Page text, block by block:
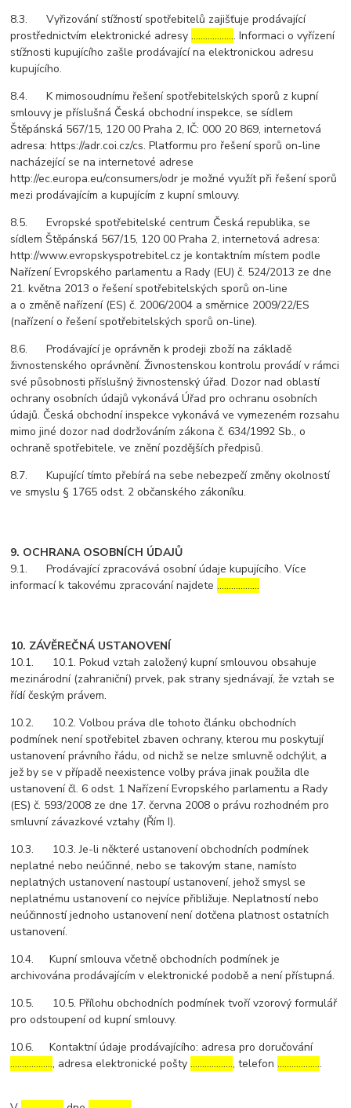
8.3. Vyřizování stížností spotřebitelů zajišťuje prodávající
prostřednictvím elektronické adresy………………. Informaci o vyřízení
stížnosti kupujícího zašle prodávající na elektronickou adresu
kupujícího.
8.4. K mimosoudnímu řešení spotřebitelských sporů z kupní
smlouvy je příslušná Česká obchodní inspekce, se sídlem
Štěpánská 567/15, 120 00 Praha 2, IČ: 000 20 869, internetová
adresa: https://adr.coi.cz/cs. Platformu pro řešení sporů on-line
nacházející se na internetové adrese
http://ec.europa.eu/consumers/odr je možné využít při řešení sporů
mezi prodávajícím a kupujícím z kupní smlouvy.
8.5. Evropské spotřebitelské centrum Česká republika, se
sídlem Štěpánská 567/15, 120 00 Praha 2, internetová adresa:
http://www.evropskyspotrebitel.cz je kontaktním místem podle
Nařízení Evropského parlamentu a Rady (EU) č. 524/2013 ze dne
21. května 2013 o řešení spotřebitelských sporů on-line
a o změně nařízení (ES) č. 2006/2004 a směrnice 2009/22/ES
(nařízení o řešení spotřebitelských sporů on-line).
8.6. Prodávající je oprávněn k prodeji zboží na základě
živnostenského oprávnění. Živnostenskou kontrolu provádí v rámci
své působnosti příslušný živnostenský úřad. Dozor nad oblastí
ochrany osobních údajů vykonává Úřad pro ochranu osobních
údajů. Česká obchodní inspekce vykonává ve vymezeném rozsahu
mimo jiné dozor nad dodržováním zákona č. 634/1992 Sb., o
ochraně spotřebitele, ve znění pozdějších předpisů.
8.7. Kupující tímto přebírá na sebe nebezpečí změny okolností
ve smyslu § 1765 odst. 2 občanského zákoníku.
9. OCHRANA OSOBNÍCH ÚDAJŮ
9.1. Prodávající zpracovává osobní údaje kupujícího. Více
informací k takovému zpracování najdete………………
10. ZÁVĚREČNÁ USTANOVENÍ
10.1. 10.1. Pokud vztah založený kupní smlouvou obsahuje
mezinárodní (zahraniční) prvek, pak strany sjednávají, že vztah se
řídí českým právem.
10.2. 10.2. Volbou práva dle tohoto článku obchodních
podmínek není spotřebitel zbaven ochrany, kterou mu poskytují
ustanovení právního řádu, od nichž se nelze smluvně odchýlit, a
jež by se v případě neexistence volby práva jinak použila dle
ustanovení čl. 6 odst. 1 Nařízení Evropského parlamentu a Rady
(ES) č. 593/2008 ze dne 17. června 2008 o právu rozhodném pro
smluvní závazkové vztahy (Řím I).
10.3. 10.3. Je-li některé ustanovení obchodních podmínek
neplatné nebo neúčinné, nebo se takovým stane, namísto
neplatných ustanovení nastoupí ustanovení, jehož smysl se
neplatnému ustanovení co nejvíce přibližuje. Neplatností nebo
neúčinností jednoho ustanovení není dotčena platnost ostatních
ustanovení.
10.4. Kupní smlouva včetně obchodních podmínek je
archivována prodávajícím v elektronické podobě a není přístupná.
10.5. 10.5. Přílohu obchodních podmínek tvoří vzorový formulář
pro odstoupení od kupní smlouvy.
10.6. Kontaktní údaje prodávajícího: adresa pro doručování
………………, adresa elektronické pošty………………, telefon……………….